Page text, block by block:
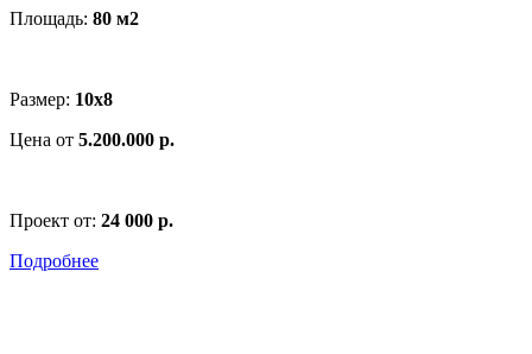
Площадь: 80 м2
Размер: 10х8
Цена от 5.200.000 р.
Проект от: 24 000 р.
Подробнее